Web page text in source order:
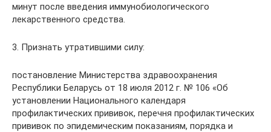
минут после введения иммунобиологического
лекарственного средства.
3. Признать утратившими силу:
постановление Министерства здравоохранения
Республики Беларусь от 18 июля 2012 г. № 106 «Об
установлении Национального календаря
профилактических прививок, перечня профилактических
прививок по эпидемическим показаниям, порядка и